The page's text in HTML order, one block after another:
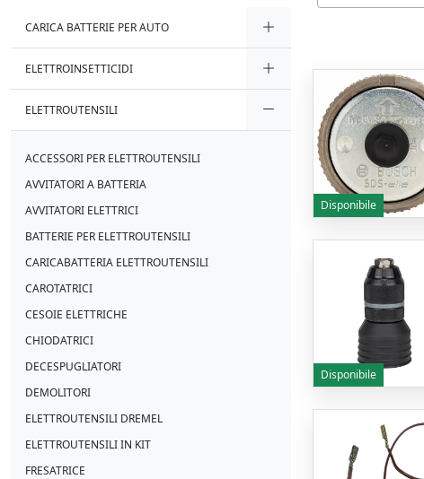
CARICA BATTERIE PER AUTO
ELETTROINSETTICIDI
ELETTROUTENSILI
ACCESSORI PER ELETTROUTENSILI
AVVITATORI A BATTERIA
AVVITATORI ELETTRICI
BATTERIE PER ELETTROUTENSILI
CARICABATTERIA ELETTROUTENSILI
CAROTATRICI
CESOIE ELETTRICHE
CHIODATRICI
DECESPUGLIATORI
DEMOLITORI
ELETTROUTENSILI DREMEL
ELETTROUTENSILI IN KIT
FRESATRICE
Disponibile
Disponibile